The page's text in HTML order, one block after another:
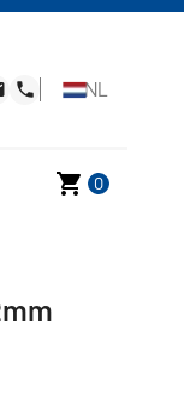
phone NL
shopping_cart 0